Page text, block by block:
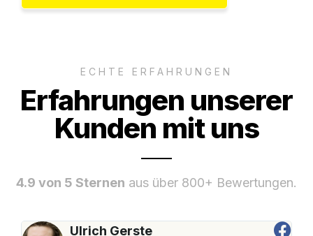
ECHTE ERFAHRUNGEN
Erfahrungen unserer
Kunden mit uns
4.9 von 5 Sternen aus über 800+ Bewertungen.
Ulrich Gerste